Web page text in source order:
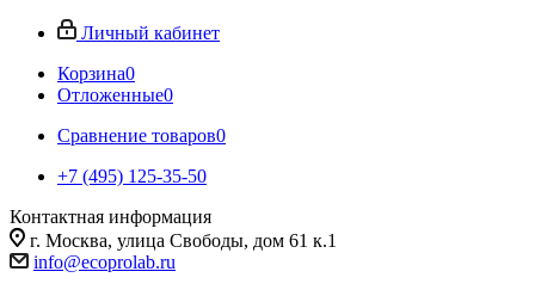
Личный кабинет
Корзина0
Отложенные0
Сравнение товаров0
+7 (495) 125-35-50
Контактная информация
г. Москва, улица Свободы, дом 61 к.1
info@ecoprolab.ru